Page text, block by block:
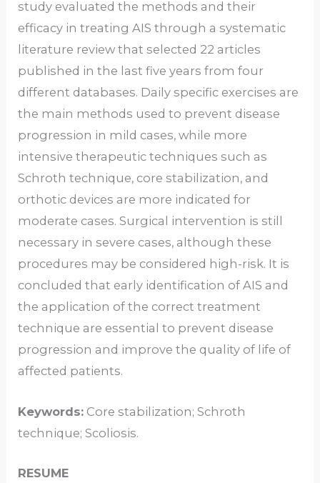
study evaluated the methods and their
efficacy in treating AIS through a systematic
literature review that selected 22 articles
published in the last five years from four
different databases. Daily specific exercises are
the main methods used to prevent disease
progression in mild cases, while more
intensive therapeutic techniques such as
Schroth technique, core stabilization, and
orthotic devices are more indicated for
moderate cases. Surgical intervention is still
necessary in severe cases, although these
procedures may be considered high-risk. It is
concluded that early identification of AIS and
the application of the correct treatment
technique are essential to prevent disease
progression and improve the quality of life of
affected patients.
Keywords: Core stabilization; Schroth
technique; Scoliosis.
RESUME